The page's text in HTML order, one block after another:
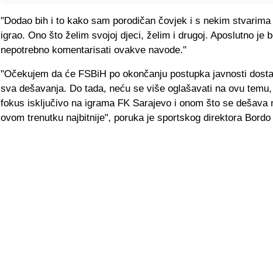
"Dodao bih i to kako sam porodičan čovjek i s nekim
igrao. Ono što želim svojoj djeci, želim i drugoj. Aposlutno je
nepotrebno komentarisati ovakve navode."
"Očekujem da će FSBiH po okončanju postupka javnosti
sva dešavanja. Do tada, neću se više oglašavati na ovu
fokus isključivo na igrama FK Sarajevo i onom što se dešava
ovom trenutku najbitnije", poruka je sportskog direktora Bordo